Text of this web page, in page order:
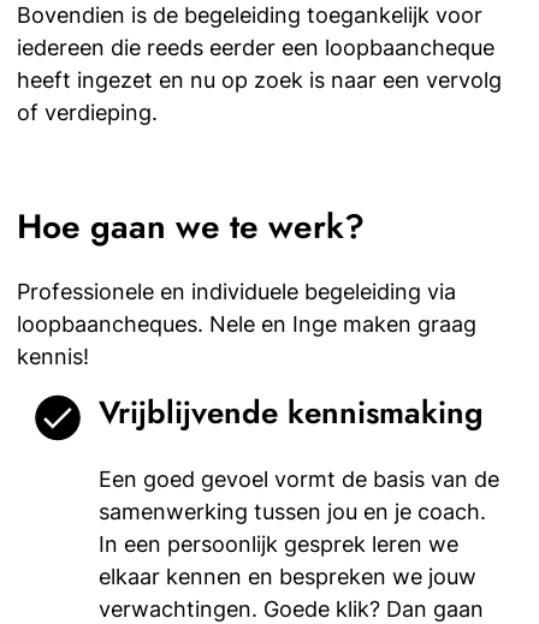
Bovendien is de begeleiding toegankelijk voor
iedereen die reeds eerder een loopbaancheque
heeft ingezet en nu op zoek is naar een vervolg
of verdieping.
Hoe gaan we te werk?
Professionele en individuele begeleiding via
loopbaancheques. Nele en Inge maken graag
kennis!
Vrijblijvende kennismaking
Een goed gevoel vormt de basis van de
samenwerking tussen jou en je coach.
In een persoonlijk gesprek leren we
elkaar kennen en bespreken we jouw
verwachtingen. Goede klik? Dan gaan